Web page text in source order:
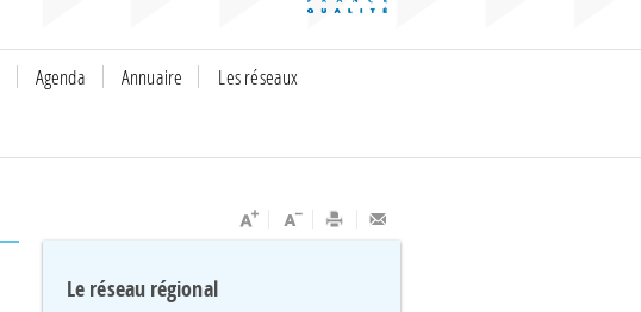
Agenda Annuaire
Les réseaux
Le réseau régional